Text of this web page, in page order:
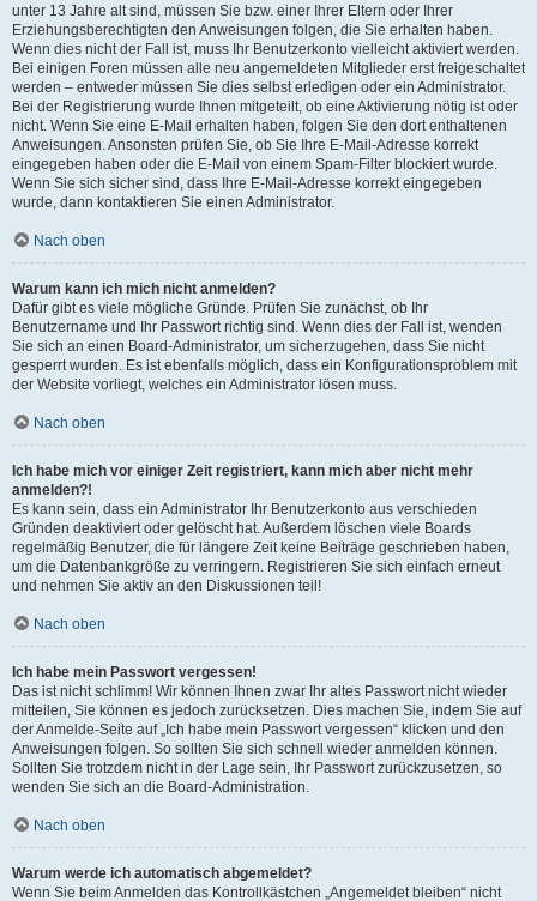
unter 13 Jahre alt sind, müssen Sie bzw. einer Ihrer Eltern oder Ihrer
Erziehungsberechtigten den Anweisungen folgen, die Sie erhalten haben.
Wenn dies nicht der Fall ist, muss Ihr Benutzerkonto vielleicht aktiviert werden.
Bei einigen Foren müssen alle neu angemeldeten Mitglieder erst freigeschaltet
werden – entweder müssen Sie dies selbst erledigen oder ein Administrator.
Bei der Registrierung wurde Ihnen mitgeteilt, ob eine Aktivierung nötig ist oder
nicht. Wenn Sie eine E-Mail erhalten haben, folgen Sie den dort enthaltenen
Anweisungen. Ansonsten prüfen Sie, ob Sie Ihre E-Mail-Adresse korrekt
eingegeben haben oder die E-Mail von einem Spam-Filter blockiert wurde.
Wenn Sie sich sicher sind, dass Ihre E-Mail-Adresse korrekt eingegeben
wurde, dann kontaktieren Sie einen Administrator.
Nach oben
Warum kann ich mich nicht anmelden?
Dafür gibt es viele mögliche Gründe. Prüfen Sie zunächst, ob Ihr
Benutzername und Ihr Passwort richtig sind. Wenn dies der Fall ist, wenden
Sie sich an einen Board-Administrator, um sicherzugehen, dass Sie nicht
gesperrt wurden. Es ist ebenfalls möglich, dass ein Konfigurationsproblem mit
der Website vorliegt, welches ein Administrator lösen muss.
Nach oben
Ich habe mich vor einiger Zeit registriert, kann mich aber nicht mehr
anmelden?!
Es kann sein, dass ein Administrator Ihr Benutzerkonto aus verschieden
Gründen deaktiviert oder gelöscht hat. Außerdem löschen viele Boards
regelmäßig Benutzer, die für längere Zeit keine Beiträge geschrieben haben,
um die Datenbankgröße zu verringern. Registrieren Sie sich einfach erneut
und nehmen Sie aktiv an den Diskussionen teil!
Nach oben
Ich habe mein Passwort vergessen!
Das ist nicht schlimm! Wir können Ihnen zwar Ihr altes Passwort nicht wieder
mitteilen, Sie können es jedoch zurücksetzen. Dies machen Sie, indem Sie auf
der Anmelde-Seite auf „Ich habe mein Passwort vergessen“ klicken und den
Anweisungen folgen. So sollten Sie sich schnell wieder anmelden können.
Sollten Sie trotzdem nicht in der Lage sein, Ihr Passwort zurückzusetzen, so
wenden Sie sich an die Board-Administration.
Nach oben
Warum werde ich automatisch abgemeldet?
Wenn Sie beim Anmelden das Kontrollkästchen „Angemeldet bleiben“ nicht